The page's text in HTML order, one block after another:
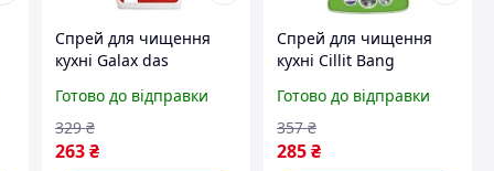
Спрей для чищення
кухні Galax das
Суперсила 750 г
(4823128000716)
Готово до відправки
263 ₴
329 ₴
Спрей для чищення
кухні Cillit Bang
5900627024210 smart
Готово до відправки
285₴
357 ₴